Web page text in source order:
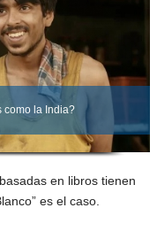
como la India?
en libros tienen
es el caso.